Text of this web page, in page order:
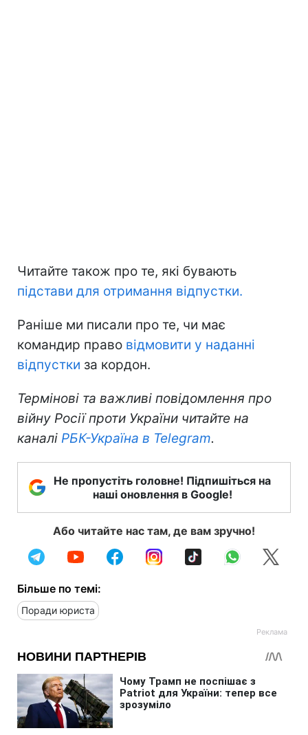
Читайте також про те, які бувають
підстави для отримання відпустки.
Раніше ми писали про те, чи має
командир право відмовити у наданні
відпустки за кордон.
Термінові та важливі повідомлення про
війну Росії проти України читайте на
каналі РБК-Україна в Telegram.
Не пропустіть головне! Підпишіться на
наші оновлення в Google!
Або читайте нас там, де вам зручно!
Більше по темі:
Поради юриста